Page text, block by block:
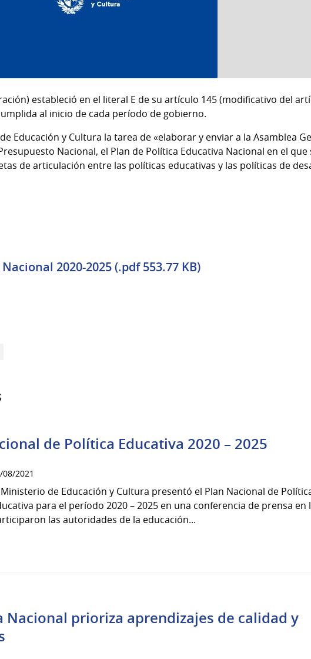
estableció en el literal E de su artículo 145 (modificativo del
al inicio de cada período de gobierno.
Educación y Cultura la tarea de «elaborar y enviar a la Asamblea
Nacional, el Plan de Política Educativa Nacional en el que
de articulación entre las políticas educativas y las políticas de
2020-2025 (.pdf 553.77 KB)
de Política Educativa 2020 – 2025
08/2021
Ministerio de Educación y Cultura presentó el Plan Nacional de
para el período 2020 – 2025 en una conferencia de prensa en
las autoridades de la educación...
Nacional prioriza aprendizajes de calidad y